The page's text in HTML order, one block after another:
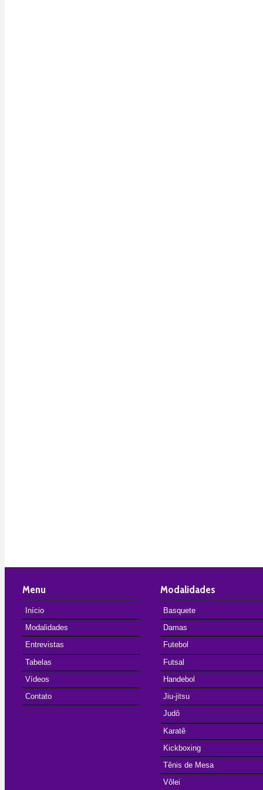
Menu
Início
Modalidades
Entrevistas
Tabelas
Vídeos
Contato
Modalidades
Basquete
Damas
Futebol
Futsal
Handebol
Jiu-jitsu
Judô
Karatê
Kickboxing
Tênis de Mesa
Vôlei